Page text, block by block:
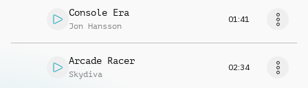
Console Era
Jon Hansson
01:41
Arcade Racer
Skydiva
02:34